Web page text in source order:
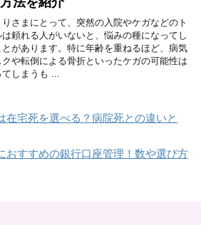
りさまにとって、突然の入院やケガなどのト
は頼れる人がいないと、悩みの種になってし
とがあります。特に年齢を重ねるほど、病気
や転倒による骨折といったケガの可能性は
てしまうも ...
在宅死を選べる？病院死との違いと
おすすめの銀行口座管理！数や選び方